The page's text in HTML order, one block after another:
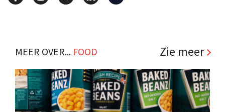
MEER OVER... FOOD Zie meer